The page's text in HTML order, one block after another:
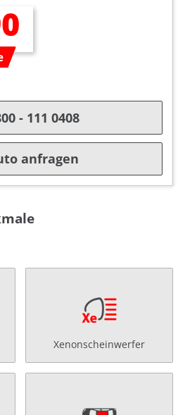
- 111 0408
anfragen
Xenonscheinwerfer